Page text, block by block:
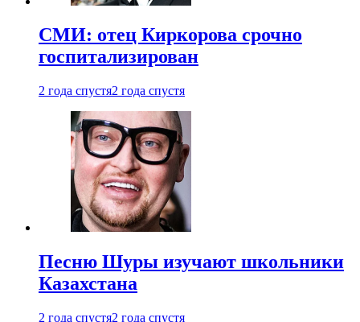
СМИ: отец Киркорова срочно
госпитализирован
2 года спустя2 года спустя
Песню Шуры изучают школьники
Казахстана
2 года спустя2 года спустя